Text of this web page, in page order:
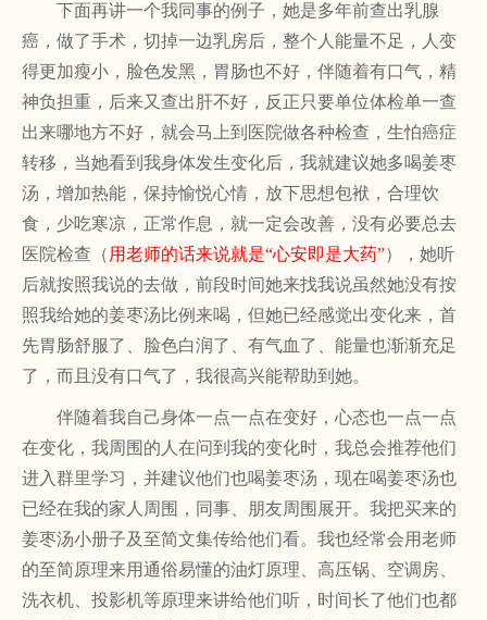
下面再讲一个我同事的例子，她是多年前查出乳腺
癌，做了手术，切掉一边乳房后，整个人能量不足，人变
得更加瘦小，脸色发黑，胃肠也不好，伴随着有口气，精
神负担重，后来又查出肝不好，反正只要单位体检单一查
出来哪地方不好，就会马上到医院做各种检查，生怕癌症
转移，当她看到我身体发生变化后，我就建议她多喝姜枣
汤，增加热能，保持愉悦心情，放下思想包袱，合理饮
食，少吃寒凉，正常作息，就一定会改善，没有必要总去
医院检查（ 用老师的话来说就是“心安即是大药”），她听
后就按照我说的去做，前段时间她来找我说虽然她没有按
照我给她的姜枣汤比例来喝，但她已经感觉出变化来，首
先胃肠舒服了、脸色白润了、有气血了、能量也渐渐充足
了，而且没有口气了，我很高兴能帮助到她。
伴随着我自己身体一点一点在变好，心态也一点一点
在变化，我周围的人在问到我的变化时，我总会推荐他们
进入群里学习，并建议他们也喝姜枣汤，现在喝姜枣汤也
已经在我的家人周围，同事、朋友周围展开。我把买来的
姜枣汤小册子及至简文集传给他们看。我也经常会用老师
的至简原理来用通俗易懂的油灯原理、高压锅、空调房、
洗衣机、投影机等原理来讲给他们听，时间长了他们也都